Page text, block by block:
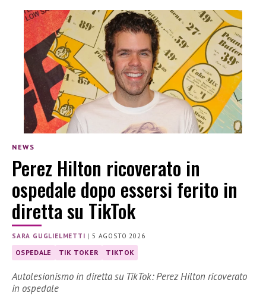
NEWS
Perez Hilton ricoverato in
ospedale dopo essersi ferito in
diretta su TikTok
SARA GUGLIELMETTI |5 AGOSTO 2026
OSPEDALE TIK TOKER TIKTOK
Autolesionismo in diretta su TikTok: Perez Hilton ricoverato
in ospedale